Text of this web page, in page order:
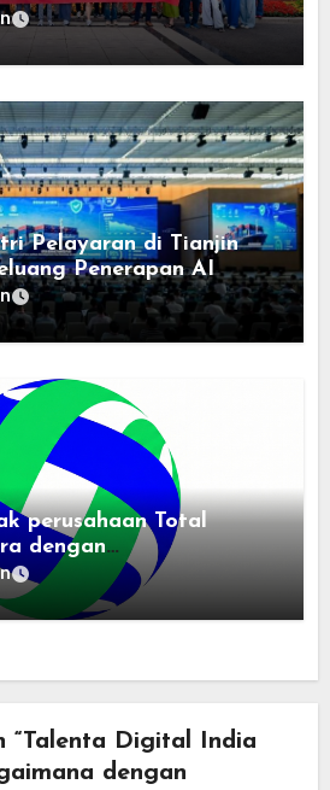
Pembangunan
Masyarakat
Pelayaran di Tianjin
Penerapan AI
perusahaan Total
dengan
untuk mempercepat
— raksasa
dengan tim
“Talenta Digital India
dengan